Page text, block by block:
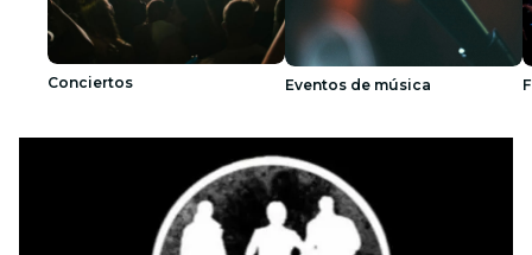
Conciertos Eventos de música